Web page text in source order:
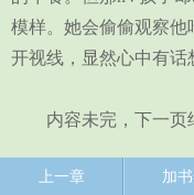
模样。她会偷偷观察
开视线，显然心中有话
内容未完，下一页
上一章 加